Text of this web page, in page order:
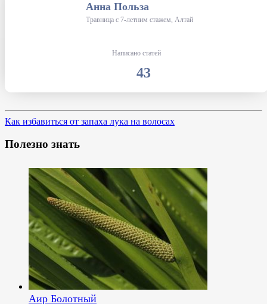
Анна Польза
Травница с 7-летним стажем, Алтай
Написано статей
43
Как избавиться от запаха лука на волосах
Полезно знать
Аир Болотный